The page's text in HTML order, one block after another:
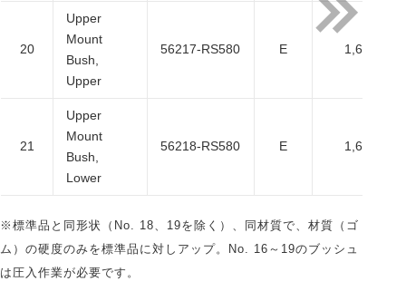
20
Upper
Mount
Bush,
Upper
56217-RS580 E 1,650
21
Upper
Mount
Bush,
Lower
56218-RS580 E 1,650
※標準品と同形状（No. 18、19を除く）、同材質で、材質（ゴ
ム）の硬度のみを標準品に対しアップ。No. 16～19のブッシュ
は圧入作業が必要です。